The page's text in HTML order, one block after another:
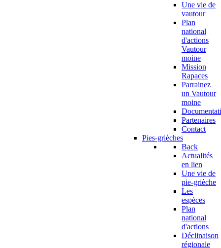
Une vie de
vautour
Plan
national
d'actions
Vautour
moine
Mission
Rapaces
Parrainez
un Vautour
moine
Partenaires
Contact
Pies-grièches
Back
Actualités
en lien
Une vie de
pie-grièche
Les
espèces
Plan
national
d'actions
Déclinaison
régionale